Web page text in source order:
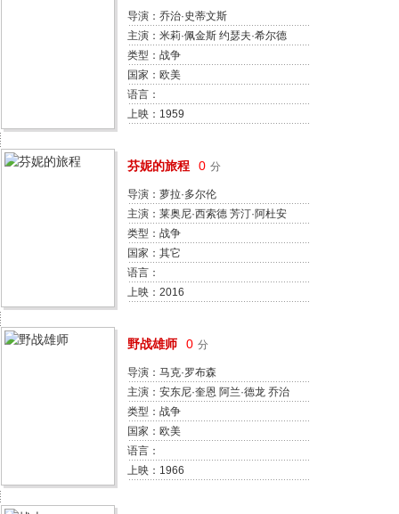
娅
导演：乔治·史蒂文斯
主演：米莉·佩金斯 约瑟夫·希尔德
克劳特 谢利·温特斯 理查德·贝梅尔
古斯蒂·胡伯 娄·雅可比 黛安·贝克
道格拉斯·斯宾塞 多迪·希斯 埃德·
温
类型：战争
国家：欧美
语言：
上映：1959
芬妮的旅程 0 分
导演：萝拉·多尔伦
主演：莱奥尼·西索德 芳汀·阿杜安
朱莉安娜·勒普罗 赖恩·布罗迪 安妮
·梅林格 卢·拉布雷希特 塞西尔·德·
弗朗斯 玛龙·莱瓦纳 马丁·斯威比 伊
戈尔·凡·德塞尔
类型：战争
国家：其它
语言：
上映：2016
野战雄师 0 分
导演：马克·罗布森
主演：安东尼·奎恩 阿兰·德龙 乔治
·席格 米歇尔·摩根 克劳迪娅·卡汀
娜
类型：战争
国家：欧美
语言：
上映：1966